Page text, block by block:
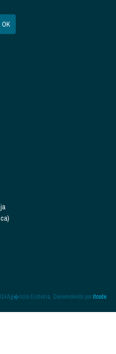
Ag�ncia Ecclesia. Desenvolvido porItcode